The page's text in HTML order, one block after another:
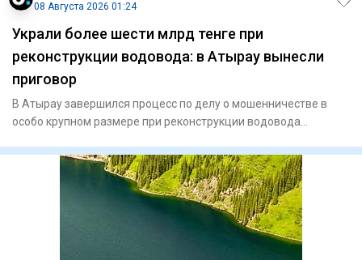
08 Августа 2026 01:24
Украли более шести млрд тенге при
реконструкции водовода: в Атырау вынесли
приговор
В Атырау завершился процесс по делу о мошенничестве в
особо крупном размере при реконструкции водовода